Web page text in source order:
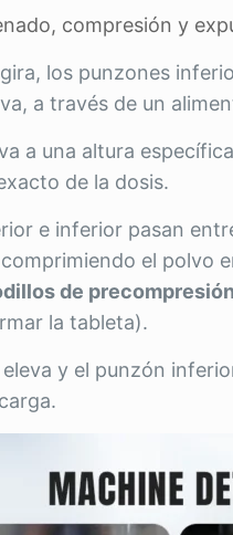
compresión y
los punzones
a través de un
a una altura
de la dosis.
e inferior pasan
el polvo
de precompresión
la tableta).
y el punzón